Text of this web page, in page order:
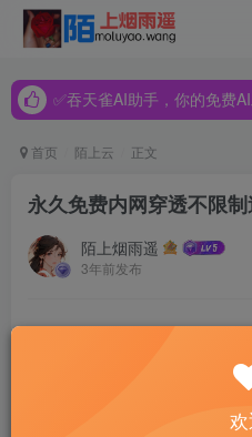
✅吞天雀AI助手，你的免费AI工作助手
✅吞天雀AI助手，你的免费AI工作助手
首页 陌上云 正文
永久免费内网穿透不限
陌上烟雨遥
3年前发布
市面上的免费内网穿透大都
量啊，每个月要签到打卡啊